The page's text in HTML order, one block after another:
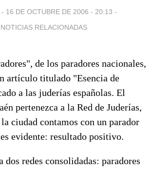
- 16 DE OCTUBRE DE 2006 - 20:13 -
NOTICIAS RELACIONADAS
de los paradores nacionales,
artículo titulado "Esencia de
a las juderías españolas. El
pertenezca a la Red de Juderías,
ciudad contamos con un parador
evidente: resultado positivo.
dos redes consolidadas: paradores